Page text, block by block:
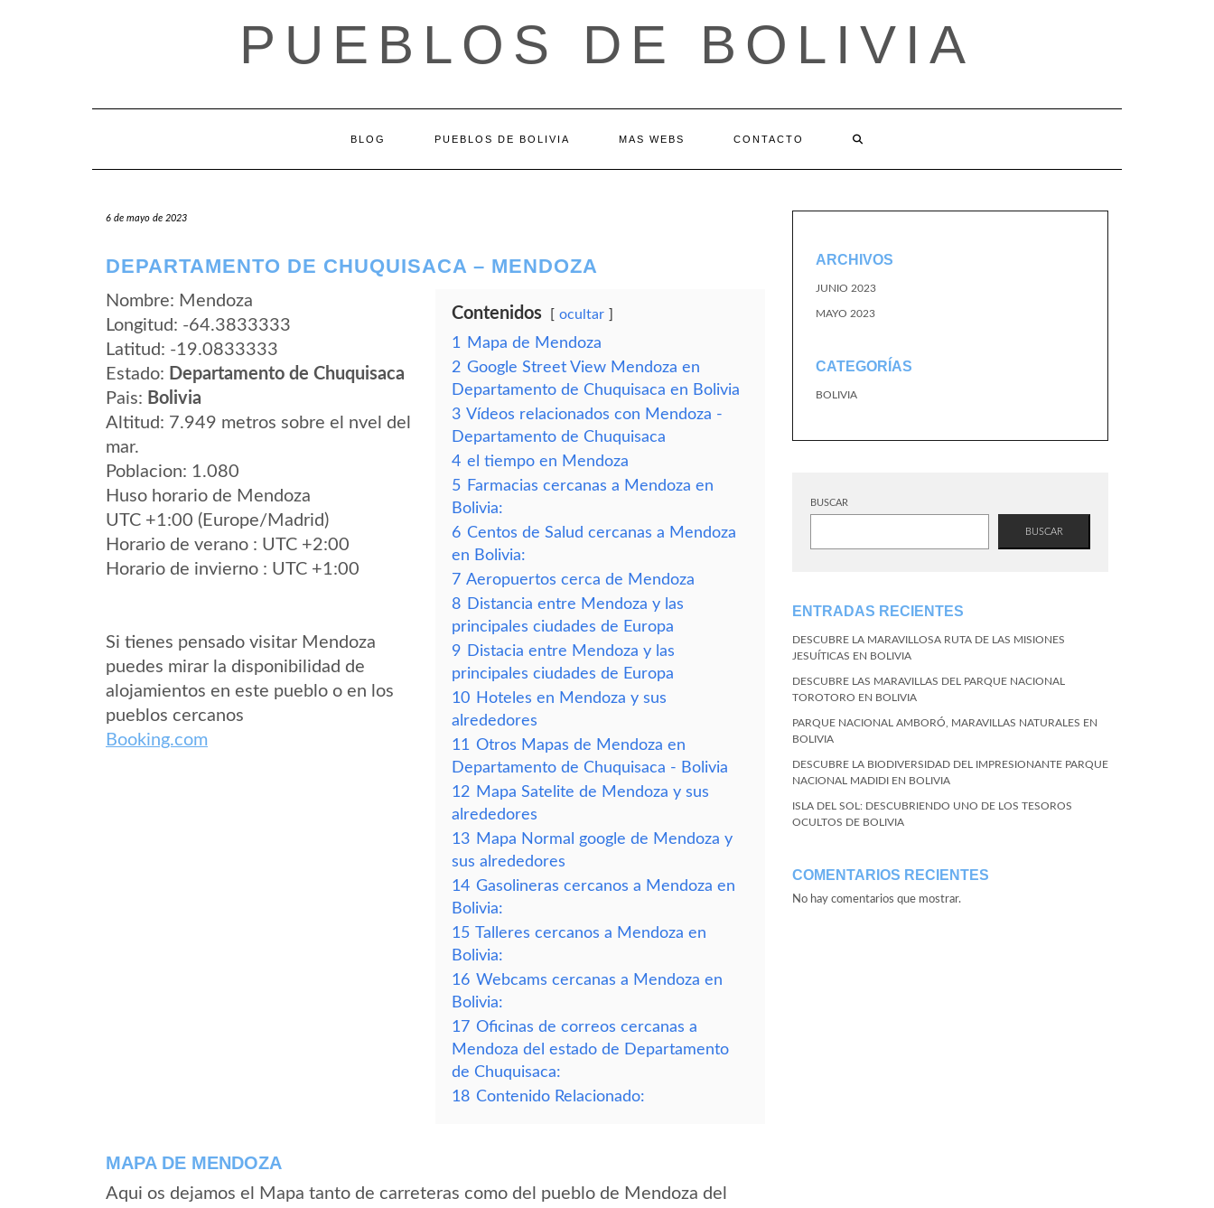
PUEBLOS DE BOLIVIA
BLOG PUEBLOS DE BOLIVIA MAS WEBS CONTACTO
6 de mayo de 2023
DEPARTAMENTO DE CHUQUISACA – MENDOZA
Nombre: Mendoza
Longitud: -64.3833333
Latitud: -19.0833333
Estado: Departamento de Chuquisaca
Pais: Bolivia
Altitud: 7.949 metros sobre el nvel del
mar.
Poblacion: 1.080
Huso horario de Mendoza
UTC +1:00 (Europe/Madrid)
Horario de verano : UTC +2:00
Horario de invierno : UTC +1:00
Si tienes pensado visitar Mendoza
puedes mirar la disponibilidad de
alojamientos en este pueblo o en los
pueblos cercanos
Booking.com
Contenidos ocultar
1
Mapa de Mendoza
2 Google Street View Mendoza en
Departamento de Chuquisaca en Bolivia
3 Vídeos relacionados con Mendoza -
Departamento de Chuquisaca
4 el tiempo en Mendoza
5 Farmacias cercanas a Mendoza en
Bolivia:
6 Centos de Salud cercanas a Mendoza
en Bolivia:
7 Aeropuertos cerca de Mendoza
8 Distancia entre Mendoza y las
principales ciudades de Europa
9 Distacia entre Mendoza y las
principales ciudades de Europa
10 Hoteles en Mendoza y sus
alrededores
11 Otros Mapas de Mendoza en
Departamento de Chuquisaca - Bolivia
12 Mapa Satelite de Mendoza y sus
alrededores
13 Mapa Normal google de Mendoza y
sus alrededores
14 Gasolineras cercanos a Mendoza en
Bolivia:
15 Talleres cercanos a Mendoza en
Bolivia:
16 Webcams cercanas a Mendoza en
Bolivia:
17 Oficinas de correos cercanas a
Mendoza del estado de Departamento
de Chuquisaca:
18 Contenido Relacionado:
MAPA DE MENDOZA
Aqui os dejamos el Mapa tanto de carreteras como del pueblo de Mendoza del
ARCHIVOS
JUNIO 2023
MAYO 2023
CATEGORÍAS
BOLIVIA
BUSCAR
BUSCAR
ENTRADAS RECIENTES
DESCUBRE LA MARAVILLOSA RUTA DE LAS MISIONES
JESUÍTICAS EN BOLIVIA
DESCUBRE LAS MARAVILLAS DEL PARQUE NACIONAL
TOROTORO EN BOLIVIA
PARQUE NACIONAL AMBORÓ, MARAVILLAS NATURALES EN
BOLIVIA
DESCUBRE LA BIODIVERSIDAD DEL IMPRESIONANTE PARQUE
NACIONAL MADIDI EN BOLIVIA
ISLA DEL SOL: DESCUBRIENDO UNO DE LOS TESOROS
OCULTOS DE BOLIVIA
COMENTARIOS RECIENTES
No hay comentarios que mostrar.